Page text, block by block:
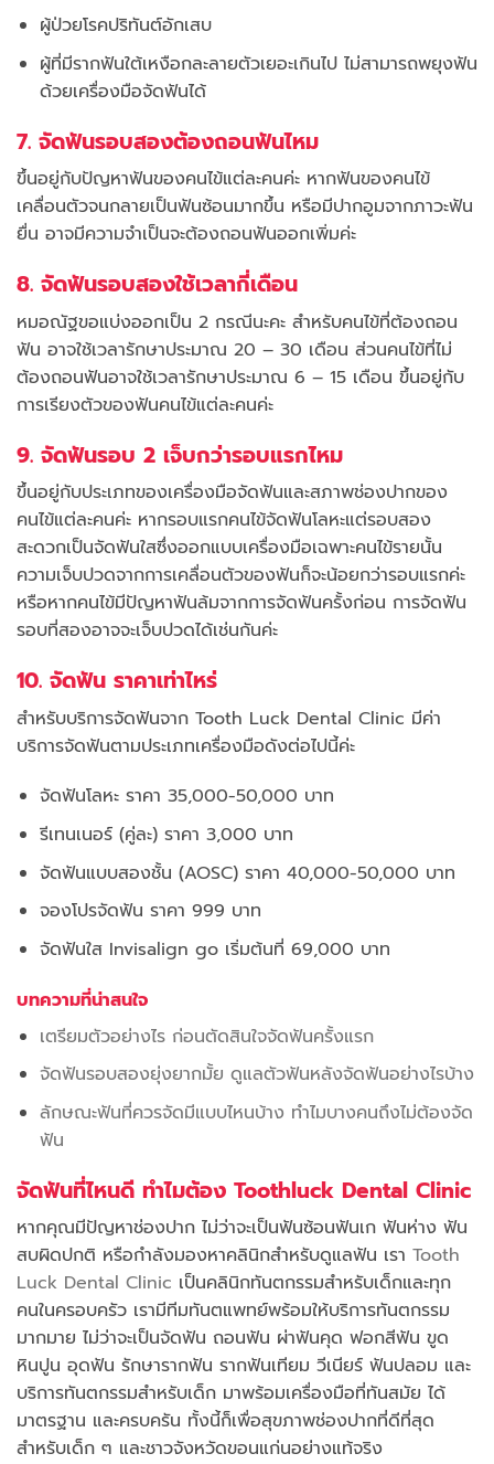
ผู้ป่วยโรคปริทันต์อักเสบ
ผู้ที่มีรากฟันใต้เหงือกละลายตัวเยอะเกินไป ไม่สามารถพยุงฟัน
ด้วยเครื่องมือจัดฟันได้
7. จัดฟันรอบสองต้องถอนฟันไหม
ขึ้นอยู่กับปัญหาฟันของคนไข้แต่ละคนค่ะ หากฟันของคนไข้
เคลื่อนตัวจนกลายเป็นฟันซ้อนมากขึ้น หรือมีปากอูมจากภาวะฟัน
ยื่น อาจมีความจำเป็นจะต้องถอนฟันออกเพิ่มค่ะ
8. จัดฟันรอบสองใช้เวลากี่เดือน
หมอณัฐขอแบ่งออกเป็น 2 กรณีนะคะ สำหรับคนไข้ที่ต้องถอน
ฟัน อาจใช้เวลารักษาประมาณ 20 – 30 เดือน ส่วนคนไข้ที่ไม่
ต้องถอนฟันอาจใช้เวลารักษาประมาณ 6 – 15 เดือน ขึ้นอยู่กับ
การเรียงตัวของฟันคนไข้แต่ละคนค่ะ
9. จัดฟันรอบ 2 เจ็บกว่ารอบแรกไหม
ขึ้นอยู่กับประเภทของเครื่องมือจัดฟันและสภาพช่องปากของ
คนไข้แต่ละคนค่ะ หากรอบแรกคนไข้จัดฟันโลหะแต่รอบสอง
สะดวกเป็นจัดฟันใสซึ่งออกแบบเครื่องมือเฉพาะคนไข้รายนั้น
ความเจ็บปวดจากการเคลื่อนตัวของฟันก็จะน้อยกว่ารอบแรกค่ะ
หรือหากคนไข้มีปัญหาฟันล้มจากการจัดฟันครั้งก่อน การจัดฟัน
รอบที่สองอาจจะเจ็บปวดได้เช่นกันค่ะ
10. จัดฟัน ราคาเท่าไหร่
สำหรับบริการจัดฟันจาก Tooth Luck Dental Clinic มีค่า
บริการจัดฟันตามประเภทเครื่องมือดังต่อไปนี้ค่ะ
จัดฟันโลหะ ราคา 35,000-50,000 บาท
รีเทนเนอร์ (คู่ละ) ราคา 3,000 บาท
จัดฟันแบบสองชั้น (AOSC) ราคา 40,000-50,000 บาท
จองโปรจัดฟัน ราคา 999 บาท
จัดฟันใส Invisalign go เริ่มต้นที่ 69,000 บาท
บทความที่น่าสนใจ
เตรียมตัวอย่างไร ก่อนตัดสินใจจัดฟันครั้งแรก
จัดฟันรอบสองยุ่งยากมั้ย ดูแลตัวฟันหลังจัดฟันอย่างไรบ้าง
ลักษณะฟันที่ควรจัดมีแบบไหนบ้าง ทำไมบางคนถึงไม่ต้องจัด
ฟัน
จัดฟันที่ไหนดี ทำไมต้อง Toothluck Dental Clinic
หากคุณมีปัญหาช่องปาก ไม่ว่าจะเป็นฟันซ้อนฟันเก ฟันห่าง ฟัน
สบผิดปกติ หรือกำลังมองหาคลินิกสำหรับดูแลฟัน เรา Tooth
Luck Dental Clinic เป็นคลินิกทันตกรรมสำหรับเด็กและทุก
คนในครอบครัว เรามีทีมทันตแพทย์พร้อมให้บริการทันตกรรม
มากมาย ไม่ว่าจะเป็นจัดฟัน ถอนฟัน ผ่าฟันคุด ฟอกสีฟัน ขูด
หินปูน อุดฟัน รักษารากฟัน รากฟันเทียม วีเนียร์ ฟันปลอม และ
บริการทันตกรรมสำหรับเด็ก มาพร้อมเครื่องมือที่ทันสมัย ได้
มาตรฐาน และครบครัน ทั้งนี้ก็เพื่อสุขภาพช่องปากที่ดีที่สุด
สำหรับเด็ก ๆ และชาวจังหวัดขอนแก่นอย่างแท้จริง